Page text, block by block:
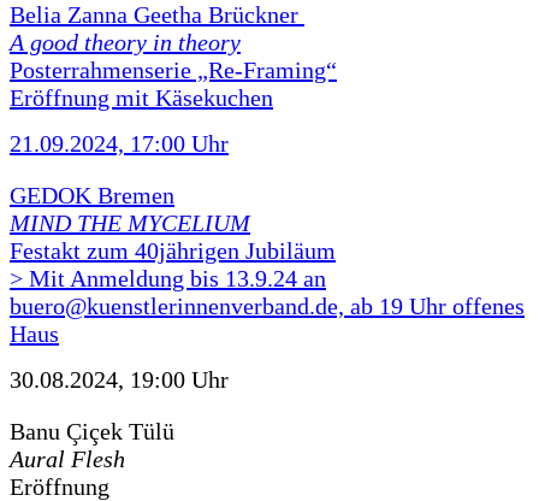
Belia Zanna Geetha Brückner
A good theory in theory
Posterrahmenserie „Re-Framing“
Eröffnung mit Käsekuchen
21.09.2024, 17:00 Uhr
GEDOK Bremen
MIND THE MYCELIUM
Festakt zum 40jährigen Jubiläum
> Mit Anmeldung bis 13.9.24 an
buero@kuenstlerinnenverband.de, ab 19 Uhr offenes
Haus
30.08.2024, 19:00 Uhr
Banu Çiçek Tülü
Aural Flesh
Eröffnung